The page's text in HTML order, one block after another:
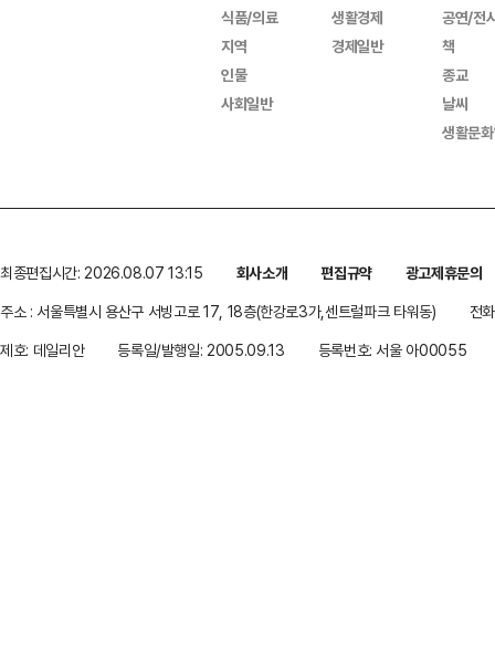
식품/의료
지역
인물
사회일반
생활경제
경제일반
공연/전
책
종교
날씨
생활문
최종편집시간: 2026.08.07 13:15 회사소개 편집규약
광고제휴문의
주소 : 서울특별시 용산구 서빙고로 17, 18층(한강로3가,센트럴파크 타워동)
전
제호: 데일리안
등록일/발행일: 2005.09.13 등록번호: 서울 아00055